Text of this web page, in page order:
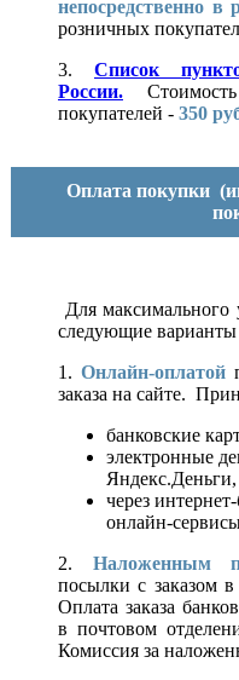
непосредственно в
розничных
3. Список
России.
покупателей - 350
Оплата покупки
Для максимального
следующие варианты
1. Онлайн-оплатой
заказа на сайте.
банковские
электронные
через
онлайн-
2. Наложенным
посылки с заказом
Оплата заказа
в почтовом
Комиссия за